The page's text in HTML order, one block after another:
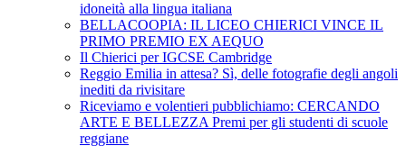
idoneità alla lingua italiana
BELLACOOPIA: IL LICEO CHIERICI VINCE IL
PRIMO PREMIO EX AEQUO
Il Chierici per IGCSE Cambridge
Reggio Emilia in attesa? Sì, delle fotografie degli angoli
inediti da rivisitare
Riceviamo e volentieri pubblichiamo: CERCANDO
ARTE E BELLEZZA Premi per gli studenti di scuole
reggiane